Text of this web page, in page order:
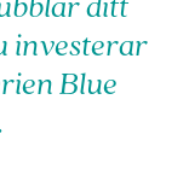
investerar
Blue